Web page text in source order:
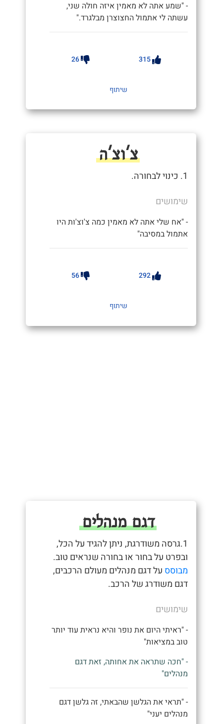
- "שמע אתה לא מאמין איזה חולה שני,
עשתה לי אתמול החצוצרן מבלגרד."
315
26
שיתוף
צ'וצ'ה
1. כינוי לבחורה.
שימושים
- "אח שלי אתה לא מאמין כמה צ'וצ'ות היו
אתמול במסיבה"
292
56
שיתוף
דגם מנהלים
1.גרסה משודרגת, ניתן להגיד על הכל,
ובפרט על בחור או בחורה שנראים טוב.
מבוסס על דגם מנהלים מעולם הרכבים,
דגם משודרג של הרכב.
שימושים
- "ראיתי היום את נופר והיא נראית עוד יותר
טוב במציאות"
- "חכה שתראה את אחותה, זאת דגם
מנהלים"
- "תראי את הגלשן שהבאתי, זה גלשן דגם
מנהלים יעני"